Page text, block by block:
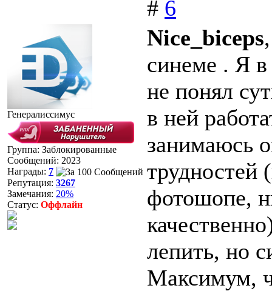
# 6
Генералиссимус
Группа: Заблокированные
Сообщений: 2023
Награды: 7
Репутация: 3267
Замечания: 20%
Статус: Оффлайн
Nice_biceps
синеме . Я в
не понял
в ней
занимаюсь
трудностей
фотошопе,
лепить, но
Максимум,